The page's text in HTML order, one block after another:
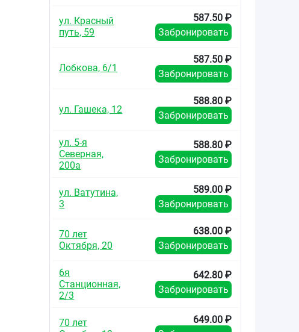
ул. Красный
путь, 59
587.50 ₽
Забронировать
Лобкова, 6/1
587.50 ₽
Забронировать
ул. Гашека, 12
588.80 ₽
Забронировать
ул. 5-я
Северная,
200а
588.80 ₽
Забронировать
ул. Ватутина,
3
589.00 ₽
Забронировать
70 лет
Октября, 20
638.00 ₽
Забронировать
6я
Станционная,
2/3
642.80 ₽
Забронировать
70 лет
649.00 ₽